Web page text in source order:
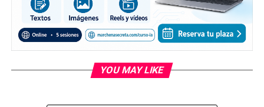
YOU MAY LIKE